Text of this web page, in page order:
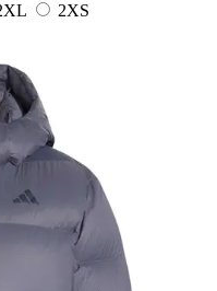
2XS